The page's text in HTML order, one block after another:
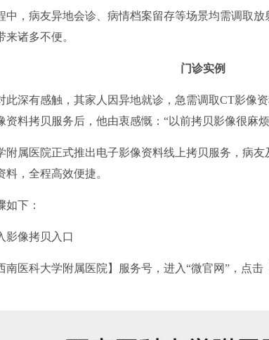
病友异地会诊、病情档案留存等场景均需调取放
来诸多不便。
门诊实例
有感触，其家人因异地就诊，急需调取CT影像资
资料拷贝服务后，他由衷感慨：“以前拷贝影像很麻
医院正式推出电子影像资料线上拷贝服务，病友
，全程高效便捷。
下：
像拷贝入口
科大学附属医院】服务号，进入“微官网”，点击